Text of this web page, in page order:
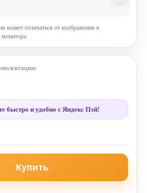
может отличаться от изображения в
монитора.
быстро и удобно с Яндекс Пэй!
Купить